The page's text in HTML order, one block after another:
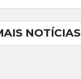
NOTÍCIAS